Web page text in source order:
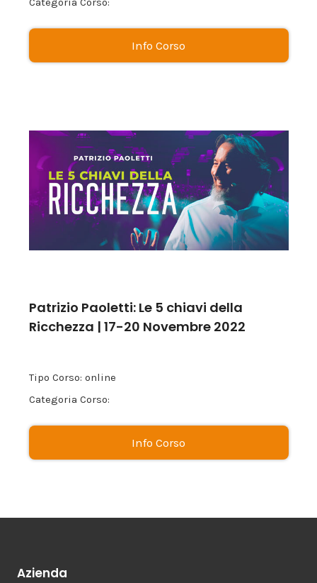
Info Corso
Patrizio Paoletti: Le 5 chiavi della
Ricchezza | 17-20 Novembre 2022
Tipo Corso: online
Categoria Corso:
Info Corso
Azienda